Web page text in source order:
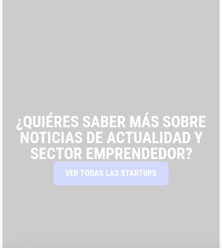
¿QUIÉRES SABER MÁS SOBRE
NOTICIAS DE ACTUALIDAD Y
SECTOR EMPRENDEDOR?
VER TODAS LAS STARTUPS